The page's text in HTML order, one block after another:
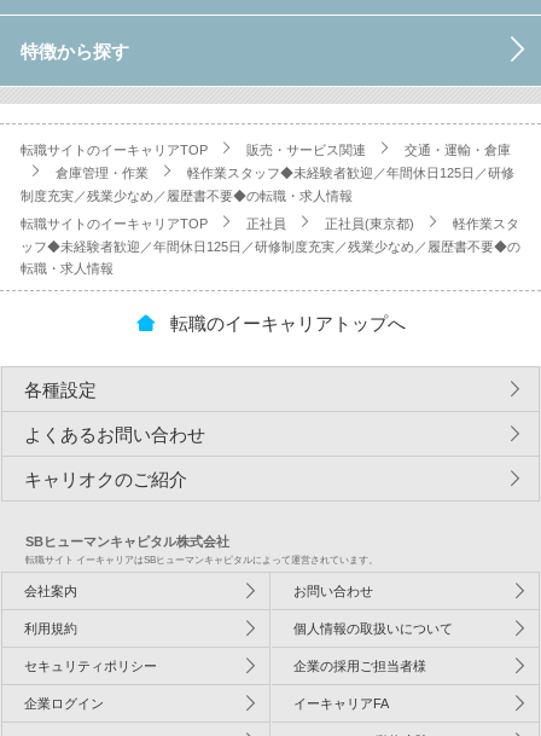
特徴から探す
転職サイトのイーキャリアTOP 販売・サービス関連
交通・運輸・倉庫
倉庫管理・作業
軽作業スタッフ◆未経験者歓迎／年間休日125日／研修
制度充実／残業少なめ／履歴書不要◆の転職・求人情報
転職サイトのイーキャリアTOP
正社員 正社員(東京都)
軽作業スタ
ッフ◆未経験者歓迎／年間休日125日／研修制度充実／残業少なめ／履歴書不要◆の
転職・求人情報
転職のイーキャリアトップへ
各種設定
よくあるお問い合わせ
キャリオクのご紹介
SBヒューマンキャピタル株式会社
転職サイト イーキャリアはSBヒューマンキャピタルによって運営されています。
会社案内 お問い合わせ
利用規約 個人情報の取扱いについて
セキュリティポリシー 企業の採用ご担当者様
企業ログイン イーキャリアFA